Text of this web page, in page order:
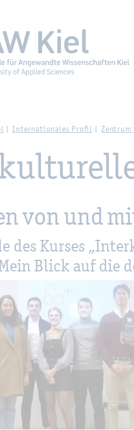
In­ter­na­tio­na­les Pro­fil
von und
des Kur­ses
Blick auf die